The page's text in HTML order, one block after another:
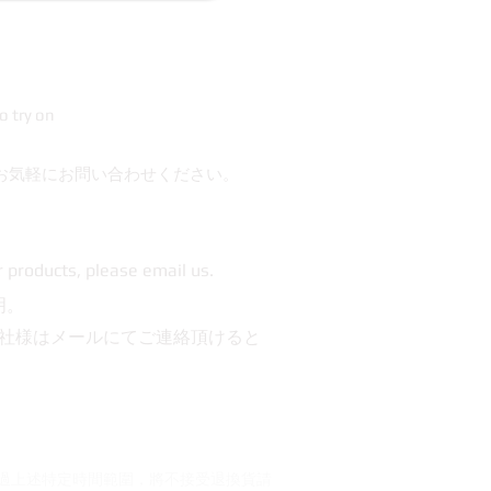
try on
軽にお問い合わせください。
please email us.
様はメールにてご連絡頂けると